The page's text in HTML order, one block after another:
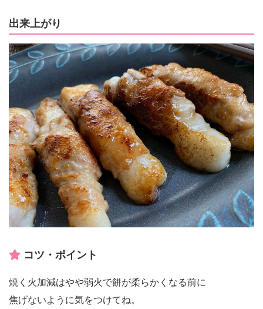
出来上がり
コツ・ポイント
焼く火加減はやや弱火で餅が柔らかくなる前に
焦げないように気をつけてね。